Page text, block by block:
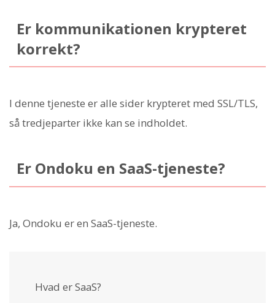
Er kommunikationen krypteret
korrekt?
I denne tjeneste er alle sider krypteret med SSL/TLS,
så tredjeparter ikke kan se indholdet.
Er Ondoku en SaaS-tjeneste?
Ja, Ondoku er en SaaS-tjeneste.
Hvad er SaaS?